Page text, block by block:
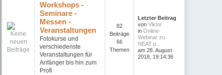
Workshops -
Seminare -
Messen -
Veranstaltungen
Fotokurse und
verschiedenste
Veranstaltungen für
Anfänger bis hin zum
Profi
82
Beiträge
66
Themen
Letzter Beitrag
vonViktor
inOnline-
Webinar zu
NEAT p...
am 28. August
2018, 19:14:36